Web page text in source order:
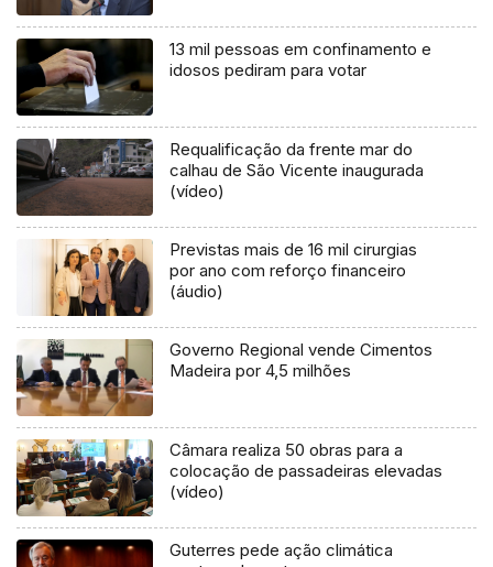
13 mil pessoas em confinamento e
idosos pediram para votar
Requalificação da frente mar do
calhau de São Vicente inaugurada
(vídeo)
Previstas mais de 16 mil cirurgias
por ano com reforço financeiro
(áudio)
Governo Regional vende Cimentos
Madeira por 4,5 milhões
Câmara realiza 50 obras para a
colocação de passadeiras elevadas
(vídeo)
Guterres pede ação climática